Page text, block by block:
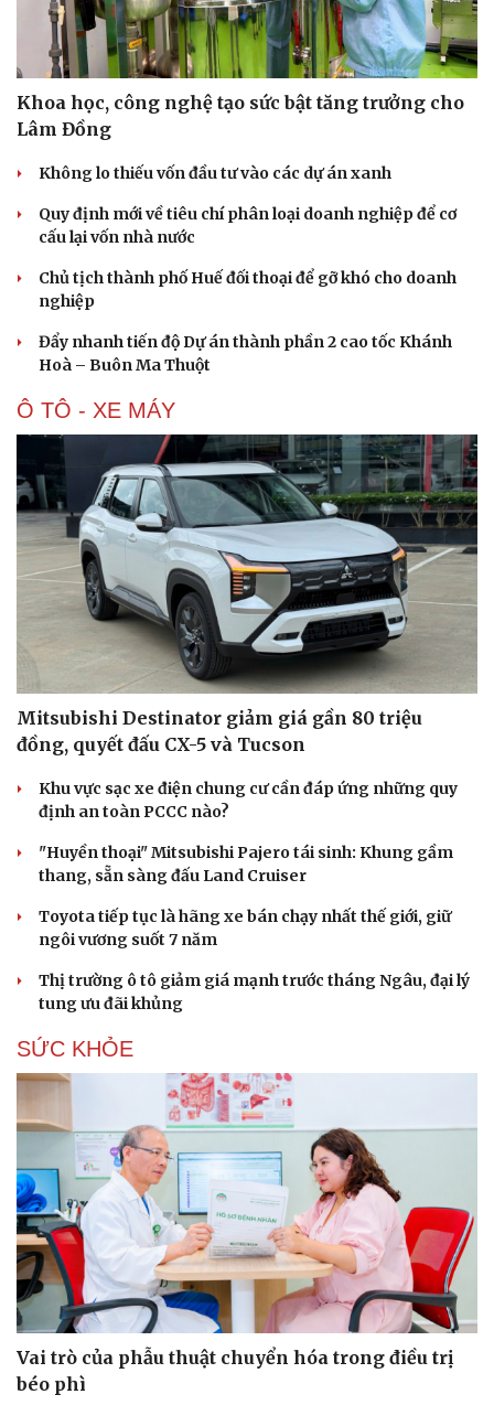
Di sản
Du lịch
Tư vấn
Săn Tour
Podcast
Câu chuyện thời sự
Khoa học, công nghệ tạo sức bật tăng trưởng cho
Lâm Đồng
Không lo thiếu vốn đầu tư vào các dự án xanh
Quy định mới về tiêu chí phân loại doanh nghiệp để cơ
cấu lại vốn nhà nước
Chủ tịch thành phố Huế đối thoại để gỡ khó cho doanh
nghiệp
Đẩy nhanh tiến độ Dự án thành phần 2 cao tốc Khánh
Hoà – Buôn Ma Thuột
Ô TÔ - XE MÁY
Mitsubishi Destinator giảm giá gần 80 triệu
đồng, quyết đấu CX-5 và Tucson
Khu vực sạc xe điện chung cư cần đáp ứng những quy
định an toàn PCCC nào?
"Huyền thoại" Mitsubishi Pajero tái sinh: Khung gầm
thang, sẵn sàng đấu Land Cruiser
Toyota tiếp tục là hãng xe bán chạy nhất thế giới, giữ
ngôi vương suốt 7 năm
Thị trường ô tô giảm giá mạnh trước tháng Ngâu, đại lý
tung ưu đãi khủng
SỨC KHỎE
Vai trò của phẫu thuật chuyển hóa trong điều trị
béo phì